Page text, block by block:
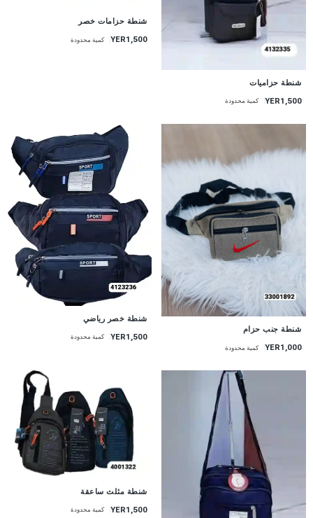
شنطة حزاميات
YER1,500 كمية محدودة
شنطة حزامات خصر
YER1,500 كمية محدودة
شنطة جنب حزام
YER1,000 كمية محدودة
شنطة خصر رياضي
YER1,500 كمية محدودة
شنطة مثلث ساعقة
YER1,500 كمية محدودة